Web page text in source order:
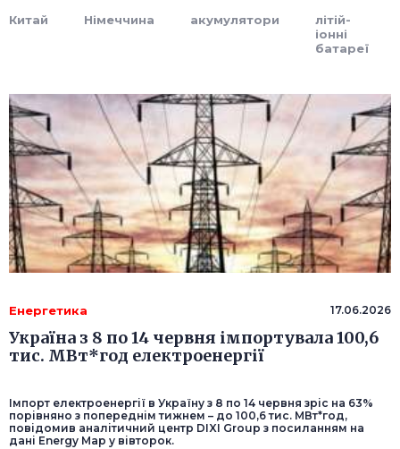
Китай Німеччина акумулятори
літій-
іонні
батареї
Енергетика 17.06.2026
Україна з 8 по 14 червня імпортувала 100,6
тис. МВт*год електроенергії
Імпорт електроенергії в Україну з 8 по 14 червня зріс на 63%
порівняно з попереднім тижнем – до 100,6 тис. МВт*год,
повідомив аналітичний центр DIXI Group з посиланням на
дані Energy Map у вівторок.